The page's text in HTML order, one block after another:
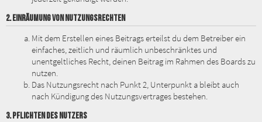
2. EINRÄUMUNG VON NUTZUNGSRECHTEN
Mit dem Erstellen eines Beitrags erteilst du dem Betreiber ein
einfaches, zeitlich und räumlich unbeschränktes und
unentgeltliches Recht, deinen Beitrag im Rahmen des Boards zu
nutzen.
Das Nutzungsrecht nach Punkt 2, Unterpunkt a bleibt auch
nach Kündigung des Nutzungsvertrages bestehen.
3. PFLICHTEN DES NUTZERS